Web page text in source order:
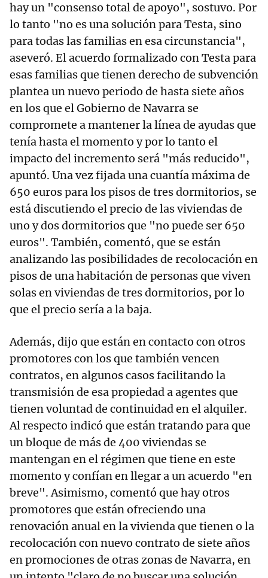
hay un "consenso total de apoyo", sostuvo. Por
lo tanto "no es una solución para Testa, sino
para todas las familias en esa circunstancia",
aseveró. El acuerdo formalizado con Testa para
esas familias que tienen derecho de subvención
plantea un nuevo periodo de hasta siete años
en los que el Gobierno de Navarra se
compromete a mantener la línea de ayudas que
tenía hasta el momento y por lo tanto el
impacto del incremento será "más reducido",
apuntó. Una vez fijada una cuantía máxima de
650 euros para los pisos de tres dormitorios, se
está discutiendo el precio de las viviendas de
uno y dos dormitorios que "no puede ser 650
euros". También, comentó, que se están
analizando las posibilidades de recolocación en
pisos de una habitación de personas que viven
solas en viviendas de tres dormitorios, por lo
que el precio sería a la baja.
Además, dijo que están en contacto con otros
promotores con los que también vencen
contratos, en algunos casos facilitando la
transmisión de esa propiedad a agentes que
tienen voluntad de continuidad en el alquiler.
Al respecto indicó que están tratando para que
un bloque de más de 400 viviendas se
mantengan en el régimen que tiene en este
momento y confían en llegar a un acuerdo "en
breve". Asimismo, comentó que hay otros
promotores que están ofreciendo una
renovación anual en la vivienda que tienen o la
recolocación con nuevo contrato de siete años
en promociones de otras zonas de Navarra, en